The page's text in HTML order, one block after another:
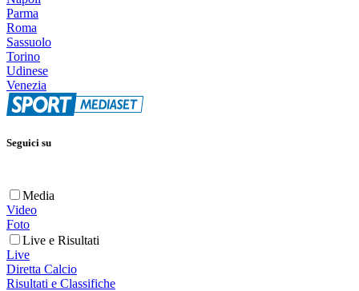
Parma
Roma
Sassuolo
Torino
Udinese
Venezia
Seguici su
Media
Video
Foto
Live e Risultati
Live
Diretta Calcio
Risultati e Classifiche